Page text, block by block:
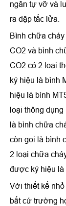
ngân tự vỡ và
ra dập tắc lửa.
Bình chữa
CO2 và bình
CO2 có 2 loại
ký hiệu là bình
hiệu là bình
loại thông
là bình chữa
còn gọi là bình
2 loại chữa
được ký hiệu là
Với thiết kế
bất cứ trường